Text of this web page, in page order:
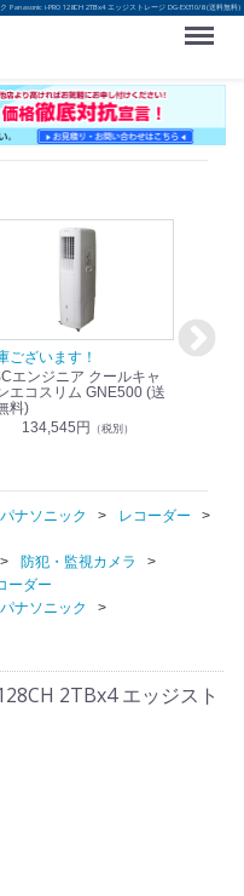
Panasonic i-PRO 128CH 2TBx4 エッジストレージ DG-EX310/8 (送料無料)
Menu
ございます！
エンジニア クールキャ
エコスリム GNE500 (送
料)
134,545円 （税別）
即納可
ナソニック
レコーダー
防犯・監視カメラ
ーダー
ナソニック
2TBx4 エッジスト